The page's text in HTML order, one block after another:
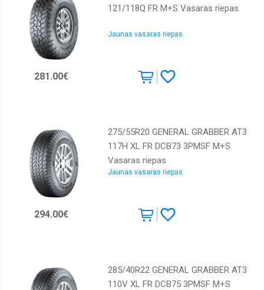
121/118Q FR M+S Vasaras riepas
Jaunas vasaras riepas
281.00€
275/55R20 GENERAL GRABBER AT3
117H XL FR DCB73 3PMSF M+S
Vasaras riepas
Jaunas vasaras riepas
294.00€
285/40R22 GENERAL GRABBER AT3
110V XL FR DCB75 3PMSF M+S